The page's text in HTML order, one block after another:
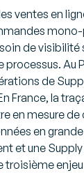
ventes en
mono-
de visibilité
processus. Au
de
France, la
en mesure
en
et une
troisième